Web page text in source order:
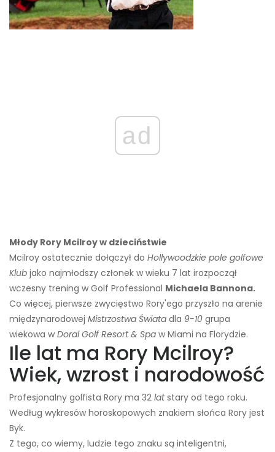
ad
Młody Rory Mcilroy w dzieciństwie
Mcilroy ostatecznie dołączył do Hollywoodzkie pole golfowe
Klub jako najmłodszy członek w wieku 7 lat irozpoczął
wczesny trening w Golf Professional Michaela Bannona.
Co więcej, pierwsze zwycięstwo Rory'ego przyszło na arenie
międzynarodowej Mistrzostwa Świata dla 9-10 grupa
wiekowa w Doral Golf Resort & Spa w Miami na Florydzie.
Ile lat ma Rory Mcilroy?
Wiek, wzrost i narodowość
Profesjonalny golfista Rory ma 32 lat stary od tego roku.
Według wykresów horoskopowych znakiem słońca Rory jest
Byk.
Z tego, co wiemy, ludzie tego znaku są inteligentni,